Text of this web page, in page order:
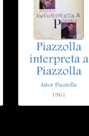
Piazzolla
interpreta a
Piazzolla
Astor Piazzolla
1961